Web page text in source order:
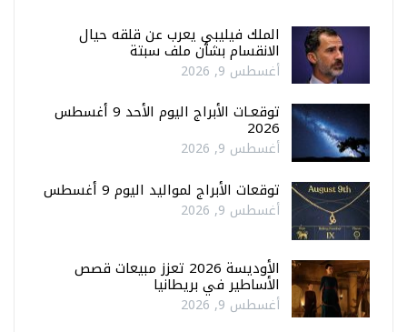
الملك فيليبي يعرب عن قلقه حيال
الانقسام بشأن ملف سبتة
أغسطس 9, 2026
توقعـات الأبراج اليوم الأحد 9 أغسطس
2026
أغسطس 9, 2026
توقعات الأبراج لمواليد اليوم 9 أغسطس
أغسطس 9, 2026
الأوديسة 2026 تعزز مبيعات قصص
الأساطير في بريطانيا
أغسطس 9, 2026